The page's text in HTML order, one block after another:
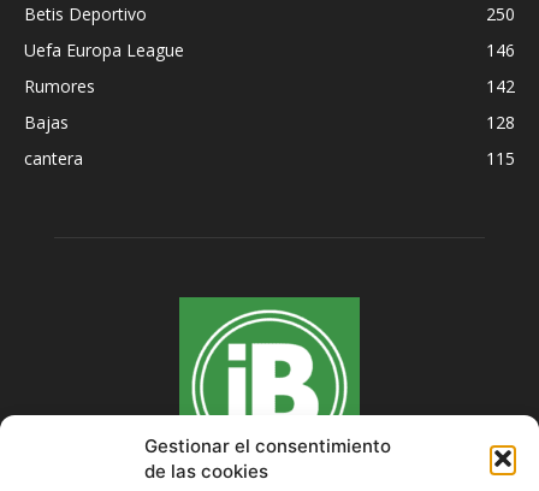
Gestionar el consentimiento
de las cookies
Betis Deportivo
250
Uefa Europa League
146
Rumores
142
Bajas
128
cantera
115